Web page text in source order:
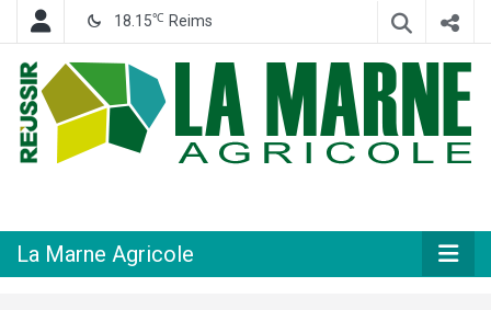
18.15℃ Reims
Agricole
La Marne Agricole